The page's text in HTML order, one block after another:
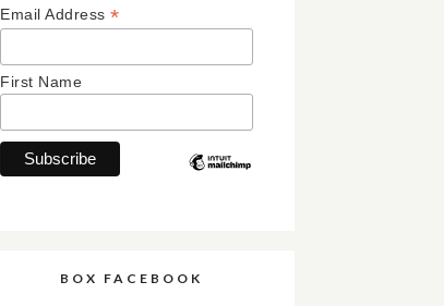
Email Address *
First Name
BOX FACEBOOK